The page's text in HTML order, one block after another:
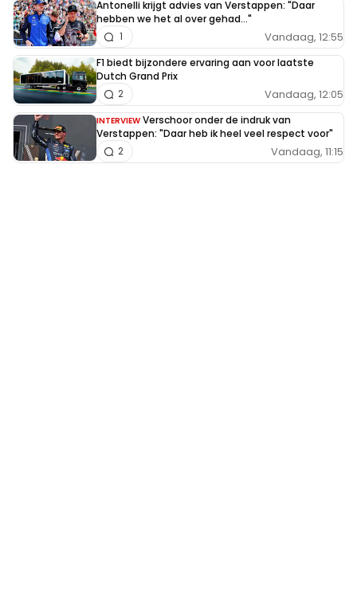
Antonelli krijgt advies van Verstappen: "Daar
hebben we het al over gehad..."
Vandaag, 12:55
1
F1 biedt bijzondere ervaring aan voor laatste
Dutch Grand Prix
Vandaag, 12:05
2
INTERVIEW Verschoor onder de indruk van
Verstappen: "Daar heb ik heel veel respect voor"
Vandaag, 11:15
2